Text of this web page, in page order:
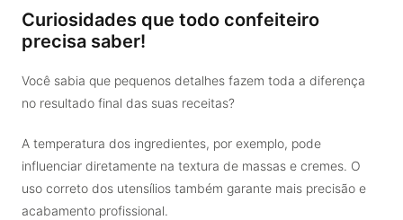
Curiosidades que todo confeiteiro
precisa saber!
Você sabia que pequenos detalhes fazem toda a diferença
no resultado final das suas receitas?
A temperatura dos ingredientes, por exemplo, pode
influenciar diretamente na textura de massas e cremes. O
uso correto dos utensílios também garante mais precisão e
acabamento profissional.